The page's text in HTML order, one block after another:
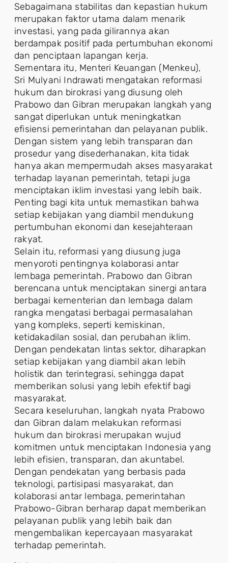
Sebagaimana stabilitas dan kepastian hukum
merupakan faktor utama dalam menarik
investasi, yang pada gilirannya akan
berdampak positif pada pertumbuhan ekonomi
dan penciptaan lapangan kerja.
Sementara itu, Menteri Keuangan (Menkeu),
Sri Mulyani Indrawati mengatakan reformasi
hukum dan birokrasi yang diusung oleh
Prabowo dan Gibran merupakan langkah yang
sangat diperlukan untuk meningkatkan
efisiensi pemerintahan dan pelayanan publik.
Dengan sistem yang lebih transparan dan
prosedur yang disederhanakan, kita tidak
hanya akan mempermudah akses masyarakat
terhadap layanan pemerintah, tetapi juga
menciptakan iklim investasi yang lebih baik.
Penting bagi kita untuk memastikan bahwa
setiap kebijakan yang diambil mendukung
pertumbuhan ekonomi dan kesejahteraan
rakyat.
Selain itu, reformasi yang diusung juga
menyoroti pentingnya kolaborasi antar
lembaga pemerintah. Prabowo dan Gibran
berencana untuk menciptakan sinergi antara
berbagai kementerian dan lembaga dalam
rangka mengatasi berbagai permasalahan
yang kompleks, seperti kemiskinan,
ketidakadilan sosial, dan perubahan iklim.
Dengan pendekatan lintas sektor, diharapkan
setiap kebijakan yang diambil akan lebih
holistik dan terintegrasi, sehingga dapat
memberikan solusi yang lebih efektif bagi
masyarakat.
Secara keseluruhan, langkah nyata Prabowo
dan Gibran dalam melakukan reformasi
hukum dan birokrasi merupakan wujud
komitmen untuk menciptakan Indonesia yang
lebih efisien, transparan, dan akuntabel.
Dengan pendekatan yang berbasis pada
teknologi, partisipasi masyarakat, dan
kolaborasi antar lembaga, pemerintahan
Prabowo-Gibran berharap dapat memberikan
pelayanan publik yang lebih baik dan
mengembalikan kepercayaan masyarakat
terhadap pemerintah.